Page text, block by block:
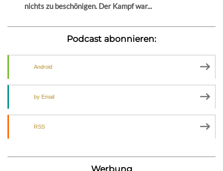
nichts zu beschönigen. Der Kampf war...
Podcast abonnieren:
Android
by Email
RSS
Werbung